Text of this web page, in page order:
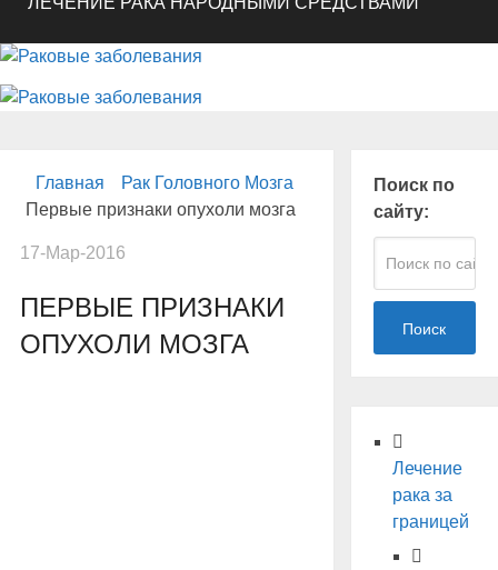
Главная
Рак Головного Мозга
Первые признаки опухоли мозга
17-Мар-2016
ПЕРВЫЕ ПРИЗНАКИ
ОПУХОЛИ МОЗГА
Поиск по
сайту:
Поиск
Лечение
рака за
границей